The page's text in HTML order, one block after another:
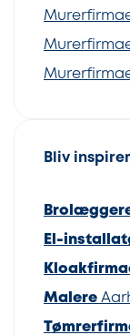
Bliv
El-
Malere